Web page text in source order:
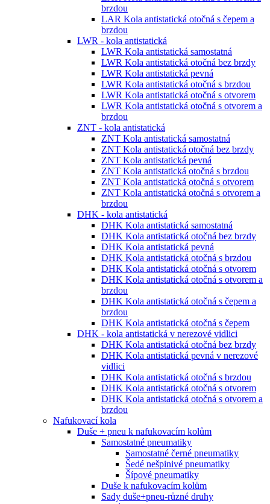
brzdou
LAR Kola antistatická otočná s čepem a
brzdou
LWR - kola antistatická
LWR Kola antistatická samostatná
LWR Kola antistatická otočná bez brzdy
LWR Kola antistatická pevná
LWR Kola antistatická otočná s brzdou
LWR Kola antistatická otočná s otvorem
LWR Kola antistatická otočná s otvorem a
brzdou
ZNT - kola antistatická
ZNT Kola antistatická samostatná
ZNT Kola antistatická otočná bez brzdy
ZNT Kola antistatická pevná
ZNT Kola antistatická otočná s brzdou
ZNT Kola antistatická otočná s otvorem
ZNT Kola antistatická otočná s otvorem a
brzdou
DHK - kola antistatická
DHK Kola antistatická samostatná
DHK Kola antistatická otočná bez brzdy
DHK Kola antistatická pevná
DHK Kola antistatická otočná s brzdou
DHK Kola antistatická otočná s otvorem
DHK Kola antistatická otočná s otvorem a
brzdou
DHK Kola antistatická otočná s čepem a
brzdou
DHK Kola antistatická otočná s čepem
DHK - kola antistatická v nerezové vidlici
DHK Kola antistatická otočná bez brzdy
DHK Kola antistatická pevná v nerezové
vidlici
DHK Kola antistatická otočná s brzdou
DHK Kola antistatická otočná s otvorem
DHK Kola antistatická otočná s otvorem a
brzdou
Nafukovací kola
Duše + pneu k nafukovacím kolům
Samostatné pneumatiky
Samostatné černé pneumatiky
Šedé nešpinivé pneumatiky
Šípové pneumatiky
Duše k nafukovacím kolům
Sady duše+pneu-různé druhy